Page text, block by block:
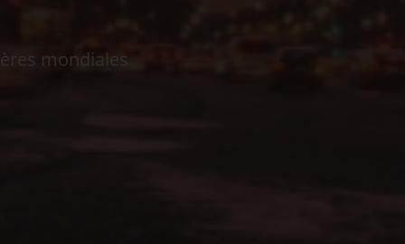
mondiales